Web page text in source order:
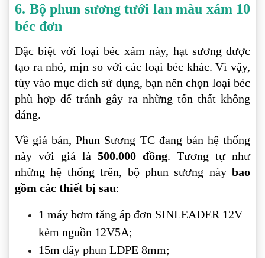
6. Bộ phun sương tưới lan màu xám 10
béc đơn
Đặc biệt với loại béc xám này, hạt sương được
tạo ra nhỏ, mịn so với các loại béc khác. Vì vậy,
tùy vào mục đích sử dụng, bạn nên chọn loại béc
phù hợp để tránh gây ra những tổn thất không
đáng.
Về giá bán, Phun Sương TC đang bán hệ thống
này với giá là 500.000 đồng. Tương tự như
những hệ thống trên, bộ phun sương này bao
gồm các thiết bị sau:
1 máy bơm tăng áp đơn SINLEADER 12V
kèm nguồn 12V5A;
15m dây phun LDPE 8mm;